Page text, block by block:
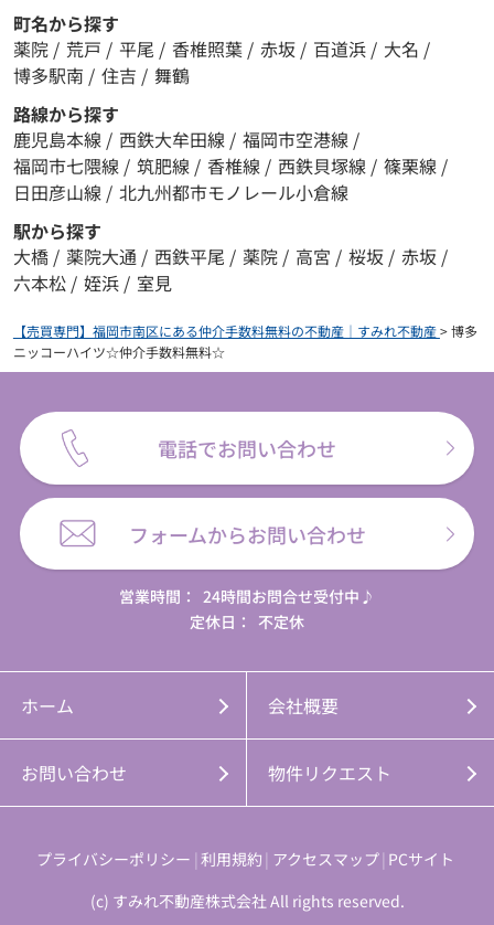
町名から探す
薬院 / 荒戸 / 平尾 / 香椎照葉 / 赤坂 / 百道浜 / 大名 /
博多駅南 / 住吉 / 舞鶴
路線から探す
鹿児島本線 / 西鉄大牟田線 / 福岡市空港線 /
福岡市七隈線 / 筑肥線 / 香椎線 / 西鉄貝塚線 / 篠栗線 /
日田彦山線 / 北九州都市モノレール小倉線
駅から探す
大橋 / 薬院大通 / 西鉄平尾 / 薬院 / 高宮 / 桜坂 / 赤坂 /
六本松 / 姪浜 / 室見
【売買専門】福岡市南区にある仲介手数料無料の不動産｜すみれ不動産>博多
ニッコーハイツ☆仲介手数料無料☆
電話でお問い合わせ
フォームからお問い合わせ
営業時間： 24時間お問合せ受付中♪
定休日：
不定休
ホーム 会社概要
お問い合わせ 物件リクエスト
プライバシーポリシー 利用規約 アクセスマップ PCサイト
(c) すみれ不動産株式会社 All rights reserved.